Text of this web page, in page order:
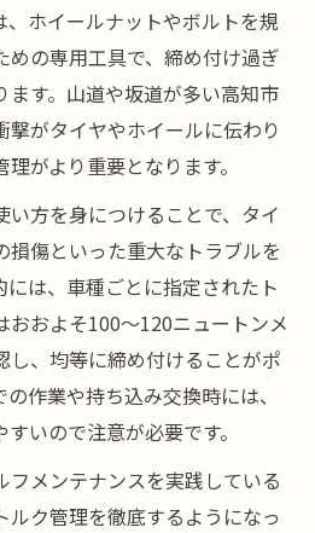
ホイールナットやボルトを規
めの専用工具で、締め付け過ぎ
す。山道や坂道が多い高知市
撃がタイヤやホイールに伝わり
がより重要となります。
い方を身につけることで、タイ
損傷といった重大なトラブルを
は、車種ごとに指定されたト
おおよそ100～120ニュートンメ
し、均等に締め付けることがポ
作業や持ち込み交換時には、
いので注意が必要です。
メンテナンスを実践している
ルク管理を徹底するようになっ